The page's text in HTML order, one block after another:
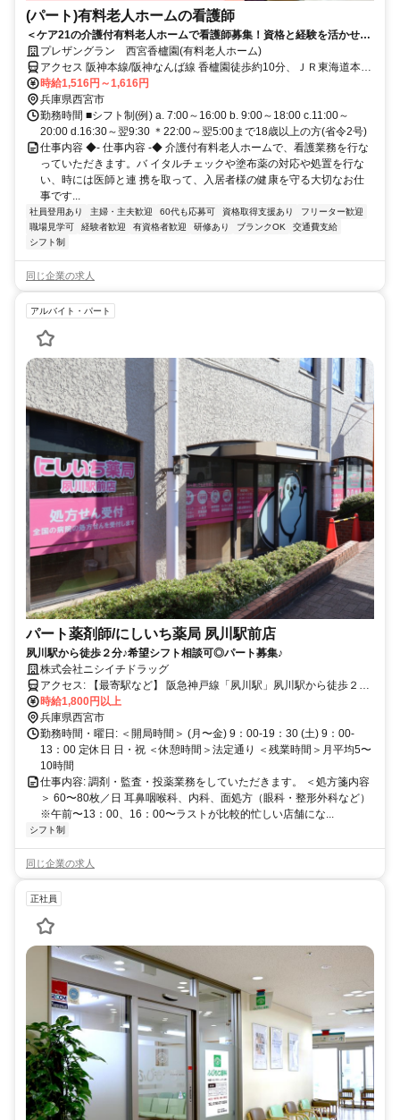
(パート)有料老人ホームの看護師
＜ケア21の介護付有料老人ホームで看護師募集！資格と経験を活かせる
☆＞丁寧な入社時研修があるから安心♪ケア21の介護付有料老人ホーム
で、看護師として働きませんか？ 長く働けるのが魅力の職場☆
プレザングラン 西宮香櫨園(有料老人ホーム)
アクセス 阪神本線/阪神なんば線 香櫨園徒歩約10分、ＪＲ東海道本線
さくら夙川徒歩約17分、阪神本線/阪神なんば線 西宮〔阪神線〕南出
口徒歩約19分 阪神電車本線「香櫨園」駅から徒歩約9分
時給1,516円～1,616円
兵庫県西宮市
勤務時間 ■シフト制(例) a. 7:00～16:00 b. 9:00～18:00 c.11:00～
20:00 d.16:30～翌9:30 ＊22:00～翌5:00まで18歳以上の方(省令2号)
仕事内容 ◆- 仕事内容 -◆ 介護付有料老人ホームで、看護業務を行な
っていただきます。バ イタルチェックや塗布薬の対応や処置を行な
い、時には医師と連 携を取って、入居者様の健康を守る大切なお仕
事です...
社員登用あり 主婦・主夫歓迎 60代も応募可 資格取得支援あり
フリーター歓迎
職場見学可
経験者歓迎 有資格者歓迎 研修あり ブランクOK
交通費支給
シフト制
同じ企業の求人
アルバイト・パート
パート薬剤師/にしいち薬局 夙川駅前店
夙川駅から徒歩２分♪希望シフト相談可◎パート募集♪
株式会社ニシイチドラッグ
アクセス: 【最寄駅など】 阪急神戸線「夙川駅」夙川駅から徒歩２分
マイカー通勤不可
時給1,800円以上
兵庫県西宮市
勤務時間・曜日: ＜開局時間＞ (月〜金) 9：00-19：30 (土) 9：00-
13：00 定休日 日・祝 ＜休憩時間＞法定通り ＜残業時間＞月平均5〜
10時間
仕事内容: 調剤・監査・投薬業務をしていただきます。 ＜処方箋内容
＞ 60〜80枚／日 耳鼻咽喉科、内科、面処方（眼科・整形外科など）
※午前〜13：00、16：00〜ラストが比較的忙しい店舗にな...
シフト制
同じ企業の求人
正社員